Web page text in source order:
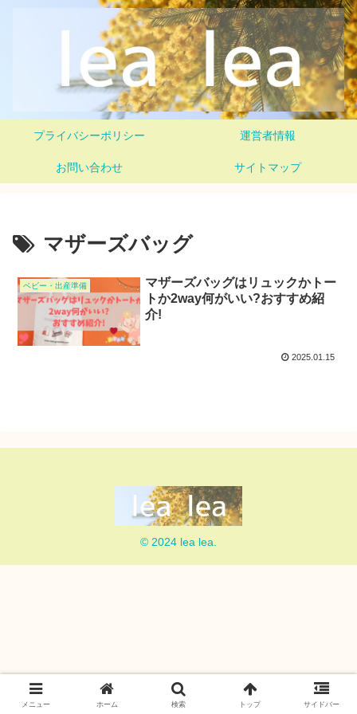
プライバシーポリシー 運営者情報
お問い合わせ サイトマップ
マザーズバッグ
ベビー・出産準備
マザーズバッグはリュックかトー
トか2way何がいい?おすすめ紹
介!
2025.01.15
© 2024 lea lea.
メニュー ホーム 検索 トップ サイドバー